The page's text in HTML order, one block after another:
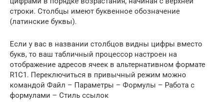
строки. Столбцы имеют буквенное обозначение
(латинские буквы).
Если у вас в названии столбцов видны цифры вместо
букв, то ваш табличный процессор настроен на
отображение адресов ячеек в альтернативном формате
R1C1. Переключиться в привычный режим можно
командой Файл – Параметры – Формулы – Работа с
формулами – Стиль ссылок